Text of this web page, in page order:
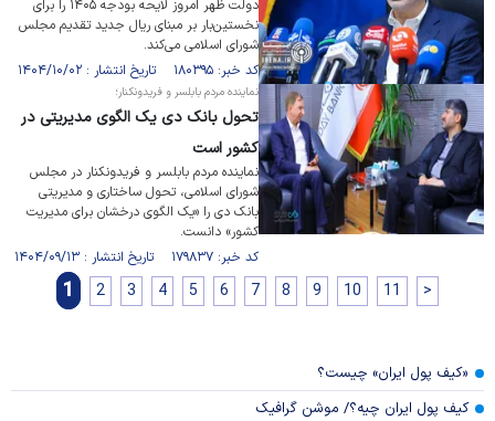
دولت ظهر امروز لایحه بودجه ۱۴۰۵ را برای
نخستین‌بار بر مبنای ریال جدید تقدیم مجلس
شورای اسلامی می‌کند.
کد خبر: ۱۸۰۳۹۵ تاریخ انتشار : ۱۴۰۴/۱۰/۰۲
نماینده مردم بابلسر و فریدونکنار؛
تحول بانک دی یک الگوی مدیریتی در
کشور است
نماینده مردم بابلسر و فریدونکنار در مجلس
شورای اسلامی، تحول ساختاری و مدیریتی
بانک دی را «یک الگوی درخشان برای مدیریت
کشور» دانست.
کد خبر: ۱۷۹۸۳۷ تاریخ انتشار : ۱۴۰۴/۰۹/۱۳
1 2 3 4 5 6 7 8 9 10 11 >
«کیف پول ایران» چیست؟
کیف پول ایران چیه؟/ موشن گرافیک